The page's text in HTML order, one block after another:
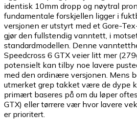
identisk 10mm dropp og nøytral
fundamentale forskjellen ligger i
versjonen er utstyrt med et Gore-
gjør den fullstendig vanntett, i
standardmodellen. Denne
Speedcross 6 GTX veier litt mer
potensielt kan tilby noe lavere
med den ordinære versjonen. Mens
utmerket grep takket være de dype
primært baseres på om du løper
GTX) eller tørrere vær hvor lavere
er prioritert.